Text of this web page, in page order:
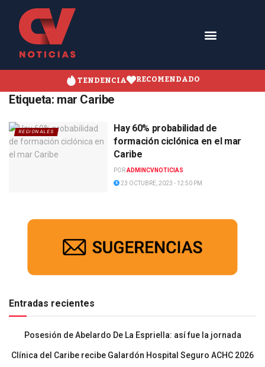
TENDENCIA RECOMENDADO
Etiqueta: mar Caribe
REGIONALES
Hay 60% probabilidad de
formación ciclónica en el mar
Caribe
PORADMINCVNOTICIAS
23 OCTUBRE, 2023 - 12:50 PM
Entradas recientes
Posesión de Abelardo De La Espriella: así fue la jornada
Clínica del Caribe recibe Galardón Hospital Seguro ACHC 2026